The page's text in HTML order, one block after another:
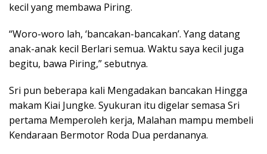
kecil yang membawa Piring.
“Woro-woro lah, ‘bancakan-bancakan’. Yang datang
anak-anak kecil Berlari semua. Waktu saya kecil juga
begitu, bawa Piring,” sebutnya.
Sri pun beberapa kali Mengadakan bancakan Hingga
makam Kiai Jungke. Syukuran itu digelar semasa Sri
pertama Memperoleh kerja, Malahan mampu membeli
Kendaraan Bermotor Roda Dua perdananya.